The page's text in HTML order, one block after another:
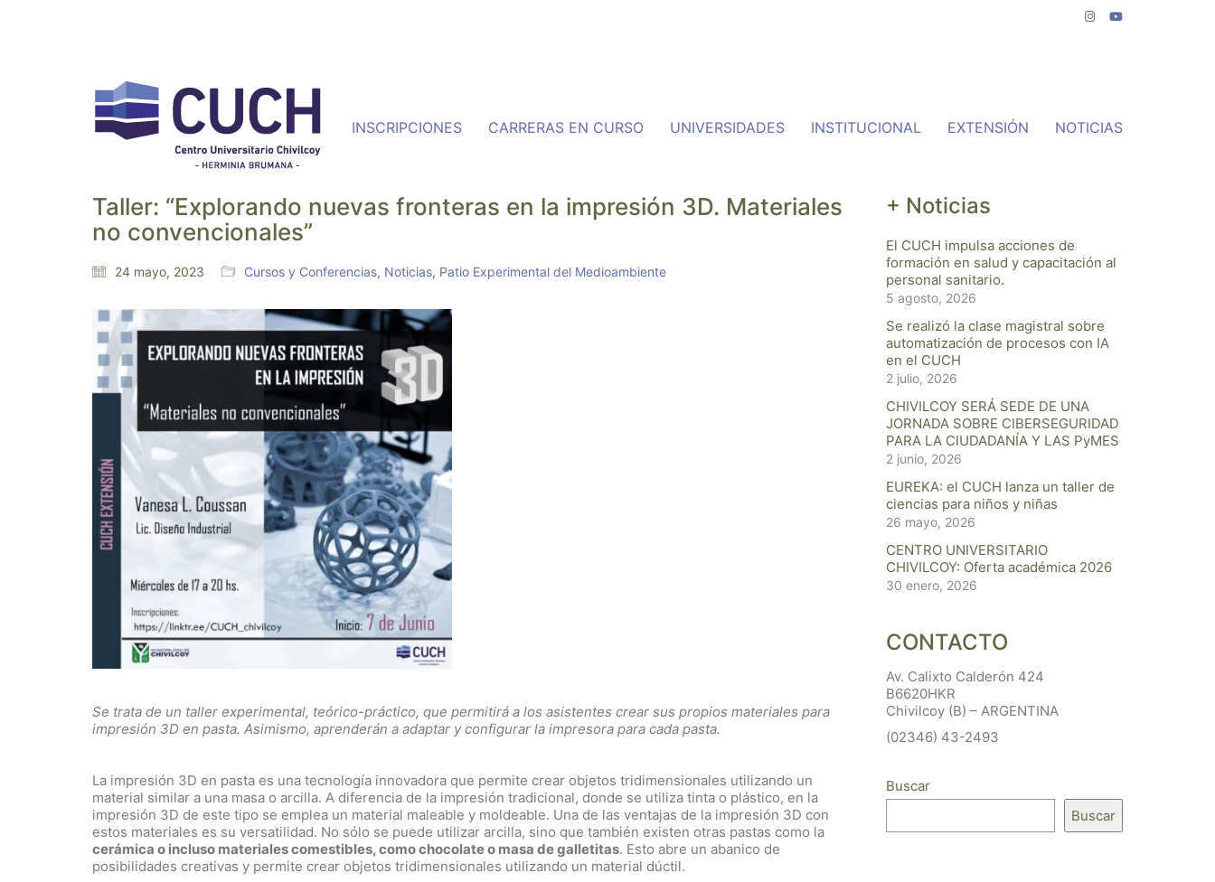
INSCRIPCIONES CARRERAS EN CURSO UNIVERSIDADES INSTITUCIONAL EXTENSIÓN NOTICIAS
Taller: “Explorando nuevas fronteras en la impresión 3D. Materiales
no convencionales”
24 mayo, 2023 Cursos y Conferencias, Noticias, Patio Experimental del Medioambiente
Se trata de un taller experimental, teórico-práctico, que permitirá a los asistentes crear sus propios materiales para
impresión 3D en pasta. Asimismo, aprenderán a adaptar y configurar la impresora para cada pasta.
La impresión 3D en pasta es una tecnología innovadora que permite crear objetos tridimensionales utilizando un
material similar a una masa o arcilla. A diferencia de la impresión tradicional, donde se utiliza tinta o plástico, en la
impresión 3D de este tipo se emplea un material maleable y moldeable. Una de las ventajas de la impresión 3D con
estos materiales es su versatilidad. No sólo se puede utilizar arcilla, sino que también existen otras pastas como la
cerámica o incluso materiales comestibles, como chocolate o masa de galletitas. Esto abre un abanico de
posibilidades creativas y permite crear objetos tridimensionales utilizando un material dúctil.
+ Noticias
El CUCH impulsa acciones de
formación en salud y capacitación al
personal sanitario.
5 agosto, 2026
Se realizó la clase magistral sobre
automatización de procesos con IA
en el CUCH
2 julio, 2026
CHIVILCOY SERÁ SEDE DE UNA
JORNADA SOBRE CIBERSEGURIDAD
PARA LA CIUDADANÍA Y LAS PyMES
2 junio, 2026
EUREKA: el CUCH lanza un taller de
ciencias para niños y niñas
26 mayo, 2026
CENTRO UNIVERSITARIO
CHIVILCOY: Oferta académica 2026
30 enero, 2026
CONTACTO
Av. Calixto Calderón 424
B6620HKR
Chivilcoy (B) – ARGENTINA
(02346) 43-2493
Buscar
Buscar